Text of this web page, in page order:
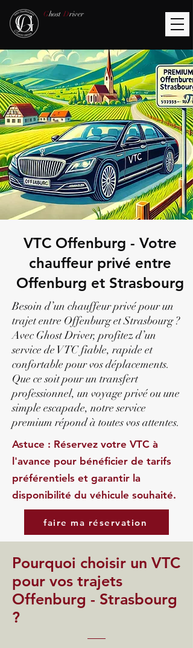
Ghost Driver
VTC Offenburg - Votre
chauffeur privé entre
Offenburg et Strasbourg
Besoin d’un chauffeur privé pour un
trajet entre Offenburg et Strasbourg ?
Avec Ghost Driver, profitez d’un
service de VTC fiable, rapide et
confortable pour vos déplacements.
Que ce soit pour un transfert
professionnel, un voyage privé ou une
simple escapade, notre service
premium répond à toutes vos attentes.
Astuce : Réservez votre VTC à
l'avance pour bénéficier de tarifs
préférentiels et garantir la
disponibilité du véhicule souhaité.
faire ma réservation
Pourquoi choisir un VTC
pour vos trajets
Offenburg - Strasbourg
?